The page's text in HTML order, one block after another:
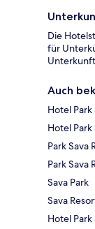
Die
für
Auch
Hotel Park
Hotel Park
Park Sava
Park Sava
Sava Park
Sava
Hotel Park